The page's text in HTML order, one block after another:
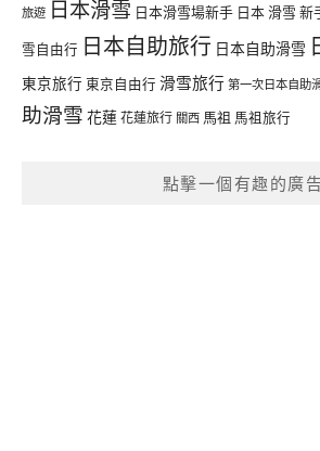
旅遊 日本滑雪 日本滑雪場新手 日本 滑雪 新
雪自由行 日本自助旅行 日本自助滑雪
東京旅行 東京自由行 滑雪旅行 第一次日本自助
助滑雪 花蓮花蓮旅行 關西 馬祖 馬祖旅行
點擊一個有趣的廣告